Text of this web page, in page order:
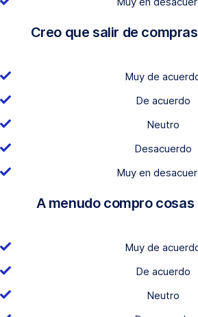
Creo que salir de
Muy de
De acuerdo
Neutro
Desacuerdo
Muy en
A menudo compro
Muy de
De acuerdo
Neutro